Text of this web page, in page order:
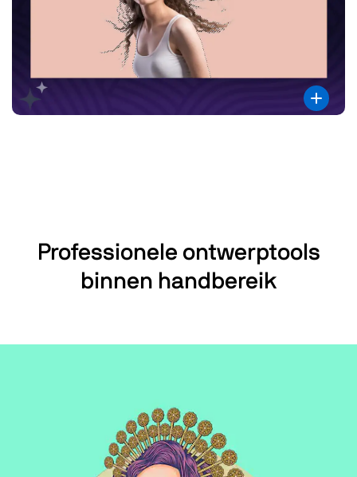
Professionele ontwerptools
binnen handbereik